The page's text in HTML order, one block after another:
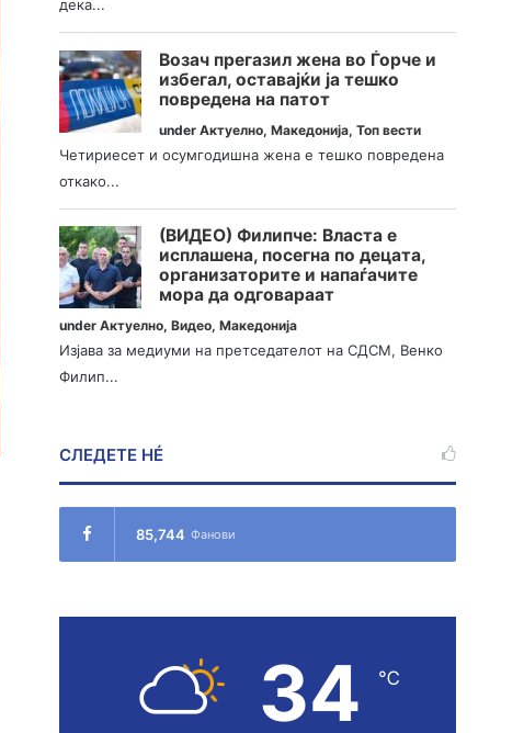
дека...
Возач прегазил жена во Ѓорче и
избегал, оставајќи ја тешко
повредена на патот
underАктуелно,Македонија,Топ вести
Четириесет и осумгодишна жена е тешко повредена
откако...
(ВИДЕО) Филипче: Власта е
исплашена, посегна по децата,
организаторите и напаѓачите
мора да одговараат
underАктуелно,Видео,Македонија
Изјава за медиуми на претседателот на СДСМ, Венко
Филип...
СЛЕДЕТЕ НÉ
85,744 Фанови
34 ℃